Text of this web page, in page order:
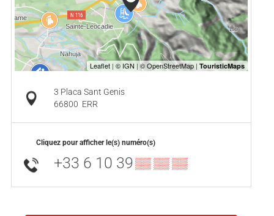
3 Placa Sant Genis
66800 ERR
Cliquez pour afficher le(s) numéro(s)
+33 6 10 39▒▒ ▒▒ ▒▒